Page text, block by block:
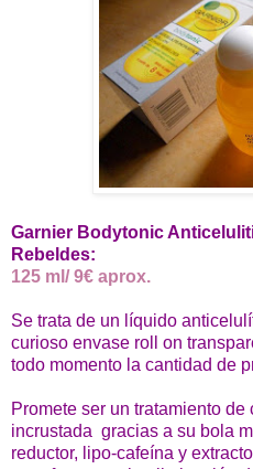
Garnier Bodytonic
Rebeldes:
125 ml/ 9€ aprox.
Se trata de un líquido
curioso envase roll on
todo momento la cantidad de
Promete ser un tratamiento
incrustada gracias a su bola
reductor, lipo-cafeína y